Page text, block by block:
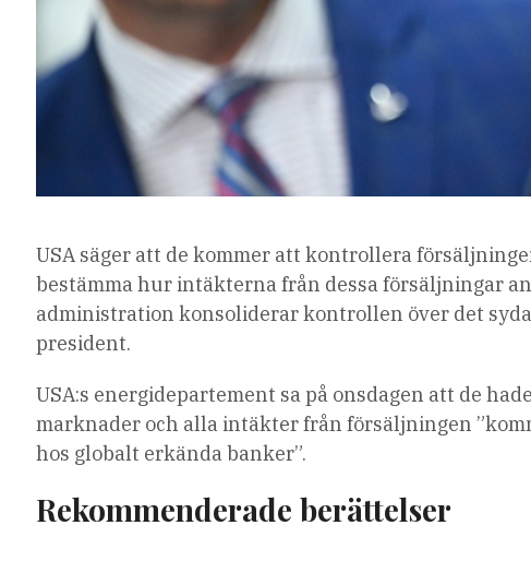
USA säger att de kommer att kontrollera
bestämma hur intäkterna från dessa försäljningar
administration konsoliderar kontrollen över det
president.
USA:s energidepartement sa på onsdagen att de
marknader och alla intäkter från försäljningen
hos globalt erkända banker”.
Rekommenderade berättelser